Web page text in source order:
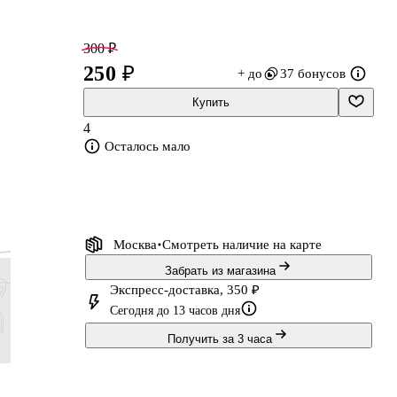
300 ₽
250 ₽ + до 37 бонусов
Купить
4
Осталось мало
Москва Смотреть наличие на карте
Забрать из магазина
Экспресс-доставка, 350 ₽
Сегодня до 13 часов дня
Получить за 3 часа